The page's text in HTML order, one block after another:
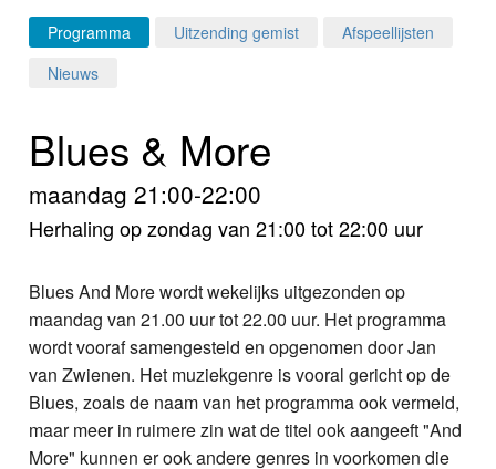
Login
Programma's
Nieuws
Video
Webcam
Info
Programma Uitzending gemist
Afspeellijsten
Nieuws
Blues & More
maandag 21:00-22:00
Herhaling op zondag van 21:00 tot 22:00 uur
Blues And More wordt wekelijks uitgezonden op
maandag van 21.00 uur tot 22.00 uur. Het programma
wordt vooraf samengesteld en opgenomen door Jan
van Zwienen. Het muziekgenre is vooral gericht op de
Blues, zoals de naam van het programma ook vermeld,
maar meer in ruimere zin wat de titel ook aangeeft "And
More" kunnen er ook andere genres in voorkomen die